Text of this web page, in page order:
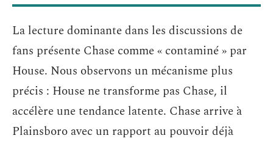
La lecture dominante dans les discussions de
fans présente Chase comme « contaminé » par
House. Nous observons un mécanisme plus
précis : House ne transforme pas Chase, il
accélère une tendance latente. Chase arrive à
Plainsboro avec un rapport au pouvoir déjà